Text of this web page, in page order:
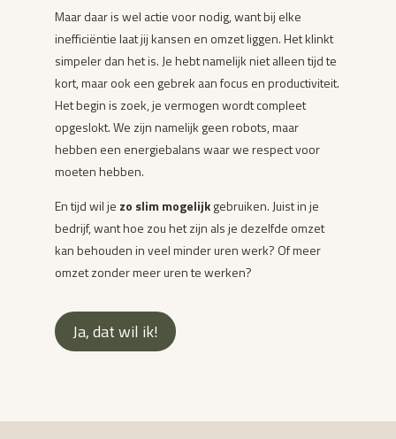
Maar daar is wel actie voor nodig, want bij elke
inefficiëntie laat jij kansen en omzet liggen. Het klinkt
simpeler dan het is. Je hebt namelijk niet alleen tijd te
kort, maar ook een gebrek aan focus en productiviteit.
Het begin is zoek, je vermogen wordt compleet
opgeslokt. We zijn namelijk geen robots, maar
hebben een energiebalans waar we respect voor
moeten hebben.
En tijd wil je zo slim mogelijkgebruiken. Juist in je
bedrijf, want hoe zou het zijn als je dezelfde omzet
kan behouden in veel minder uren werk? Of meer
omzet zonder meer uren te werken?
Ja, dat wil ik!